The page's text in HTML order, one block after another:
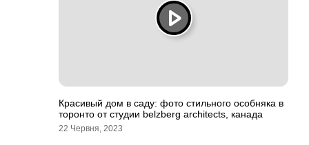
Красивый дом в саду: фото стильного особняка в
торонто от студии belzberg architects, канада
22 Червня, 2023